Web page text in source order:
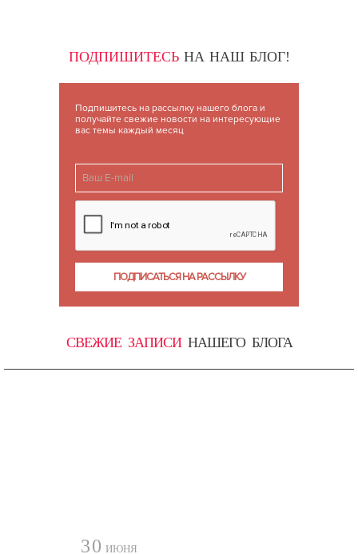
ПОДПИШИТЕСЬНА НАШ БЛОГ!
Подпишитесь на рассылку нашего блога и
получайте свежие новости на интересующие
вас темы каждый месяц
СВЕЖИЕ ЗАПИСИНАШЕГО БЛОГА
30 ИЮНЯ